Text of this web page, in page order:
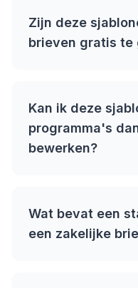
Zijn deze
brieven gratis te
Kan ik deze
programma's
bewerken?
Wat bevat een
een zakelijke